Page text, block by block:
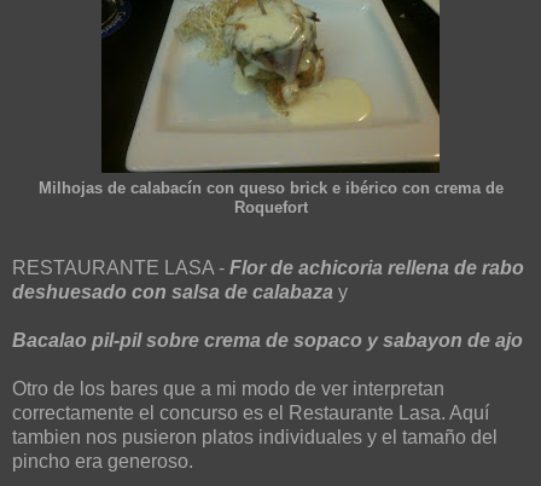
Milhojas de calabacín con queso brick e ibérico con crema de
Roquefort
RESTAURANTE LASA - Flor de achicoria rellena de rabo
deshuesado con salsa de calabaza y
Bacalao pil-pil sobre crema de sopaco y sabayon de ajo
Otro de los bares que a mi modo de ver interpretan
correctamente el concurso es el Restaurante Lasa. Aquí
tambien nos pusieron platos individuales y el tamaño del
pincho era generoso.